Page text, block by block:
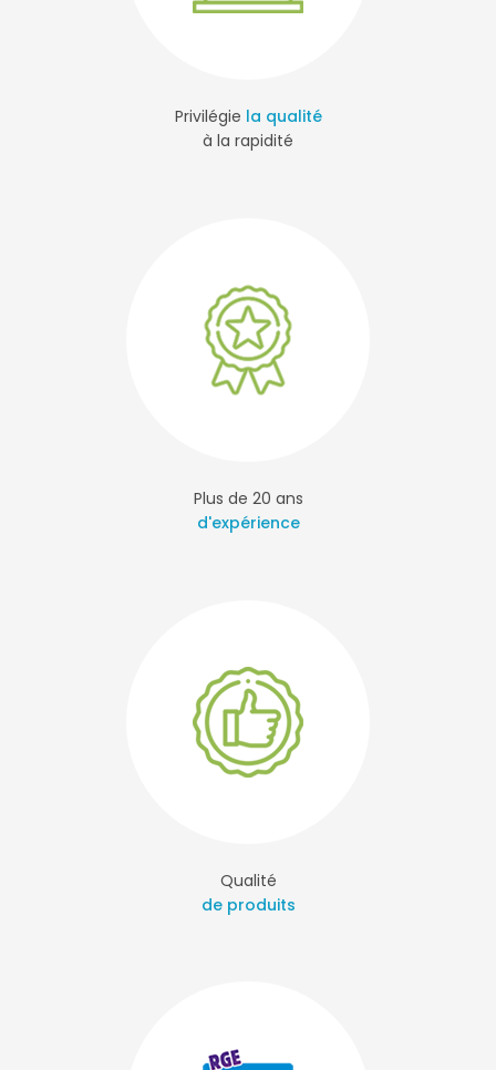
Privilégie la qualité
à la rapidité
Plus de 20 ans
d'expérience
Qualité
de produits